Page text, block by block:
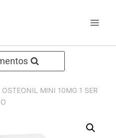
OSTEONIL MINI 10MG 1 SER